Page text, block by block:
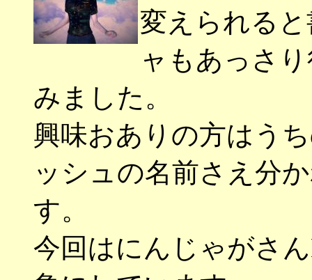
変えられる
ャもあっさ
みました。
興味おありの方はう
ッシュの名前さえ分
す。
今回はにんじゃがさ